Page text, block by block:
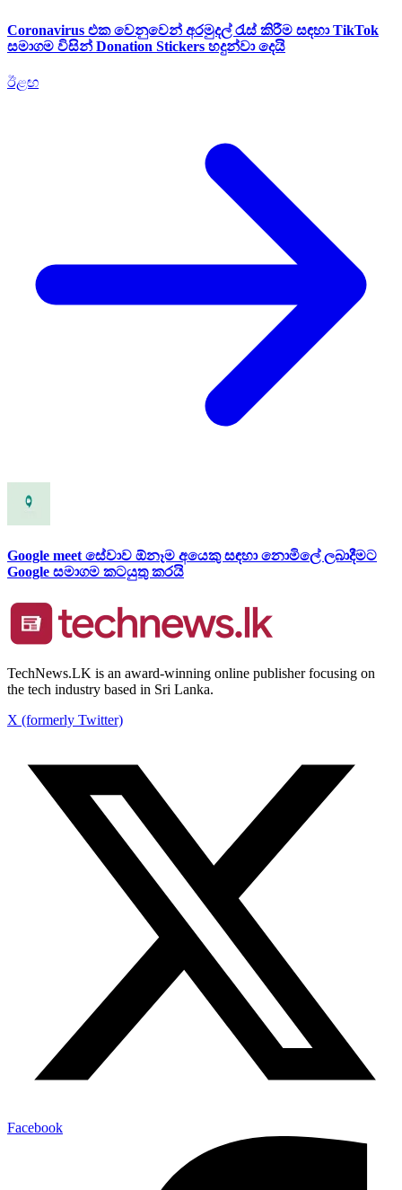
Coronavirus එක වෙනුවෙන් අරමුදල් රැස් කිරීම සඳහා TikTok
සමාගම විසින් Donation Stickers හදුන්වා දෙයි
ඊළඟ
Google meet සේවාව ඕනෑම අයෙකු සඳහා නොමිලේ ලබාදීමට
Google සමාගම කටයුතු කරයි
TechNews.LK is an award-winning online publisher focusing on
the tech industry based in Sri Lanka.
X (formerly Twitter)
Facebook